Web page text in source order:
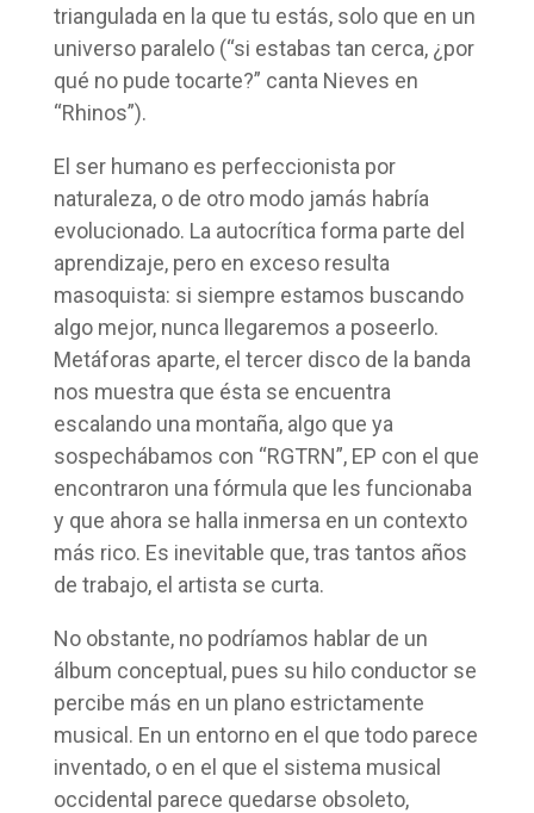
triangulada en la que tu estás, solo que en un
universo paralelo (“si estabas tan cerca, ¿por
qué no pude tocarte?” canta Nieves en
“Rhinos”).
El ser humano es perfeccionista por
naturaleza, o de otro modo jamás habría
evolucionado. La autocrítica forma parte del
aprendizaje, pero en exceso resulta
masoquista: si siempre estamos buscando
algo mejor, nunca llegaremos a poseerlo.
Metáforas aparte, el tercer disco de la banda
nos muestra que ésta se encuentra
escalando una montaña, algo que ya
sospechábamos con “RGTRN”, EP con el que
encontraron una fórmula que les funcionaba
y que ahora se halla inmersa en un contexto
más rico. Es inevitable que, tras tantos años
de trabajo, el artista se curta.
No obstante, no podríamos hablar de un
álbum conceptual, pues su hilo conductor se
percibe más en un plano estrictamente
musical. En un entorno en el que todo parece
inventado, o en el que el sistema musical
occidental parece quedarse obsoleto,